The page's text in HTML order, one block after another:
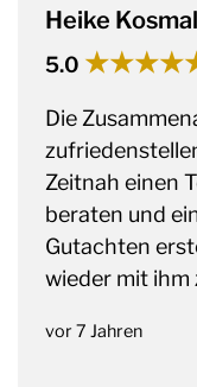
Heike
5.0
Die
Zeitnah einen
beraten und
Gutachten
wieder mit ihm
vor 7 Jahren